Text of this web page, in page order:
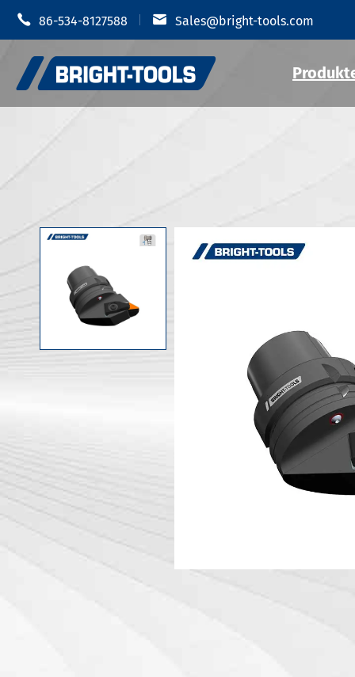
 86-534-8127588  Sales@bright-tools.com
CNC-Werkzeug halter
Statische und getriebene
Werkzeuge
Bohr werkzeuge
MOD
JIS B
JIS B
DIN
DIN
ANSI B
HSK-A
12164)
HSK-E